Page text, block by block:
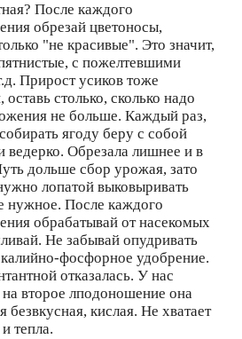
После каждого
обрезай цветоносы,
"не красивые". Это значит,
с пожелтевшими
Прирост усиков тоже
оставь столько, сколько надо
не больше. Каждый раз,
ягоду беру с собой
Обрезала лишнее и в
дольше сбор урожая, зато
лопатой выковыривать
нужное. После каждого
обрабатывай от насекомых
Не забывай опудривать
фосфорное удобрение.
отказалась. У нас
второе лподоношение она
безвкусная, кислая. Не хватает
тепла.